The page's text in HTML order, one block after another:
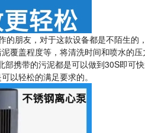
朋友，对于这款设备都是不陌生的
覆盖程度等，将清洗时间和喷水的
携带的污泥都是可以做到30S即可
以轻松的满足要求的。